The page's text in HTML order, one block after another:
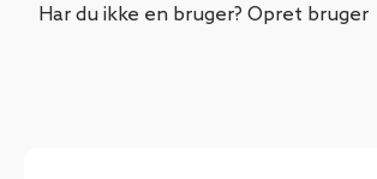
Har du ikke en bruger? Opret bruger